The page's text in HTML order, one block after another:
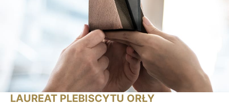
LAUREAT PLEBISCYTU ORŁY